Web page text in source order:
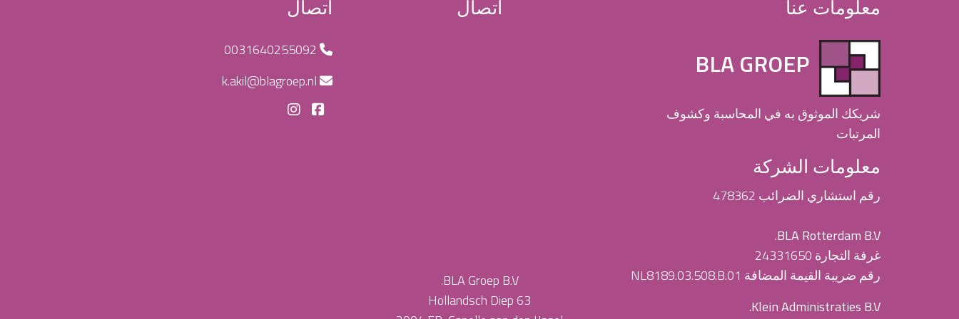
معلومات عنا
BLA GROEP
شريكك الموثوق به في المحاسبة وكشوف
المرتبات
معلومات الشركة
رقم استشاري الضرائب 478362
BLA Rotterdam B.V.
غرفة التجارة 24331650
رقم ضريبة القيمة المضافة NL8189.03.508.B.01
Klein Administraties B.V.
اتصال
BLA Groep B.V.
Hollandsch Diep 63
اتصال
0031640255092
k.akil@blagroep.nl